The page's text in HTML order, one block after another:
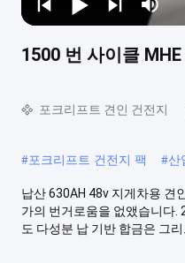
1500 번 사이클
포크리프트 견인 건전지
#포크리프트 건전지 팩 #산
납산 630AH 48v 지게차용 견
가의 번거로움을 없앴습니다.
도 다성분 납 기반 합금은 그